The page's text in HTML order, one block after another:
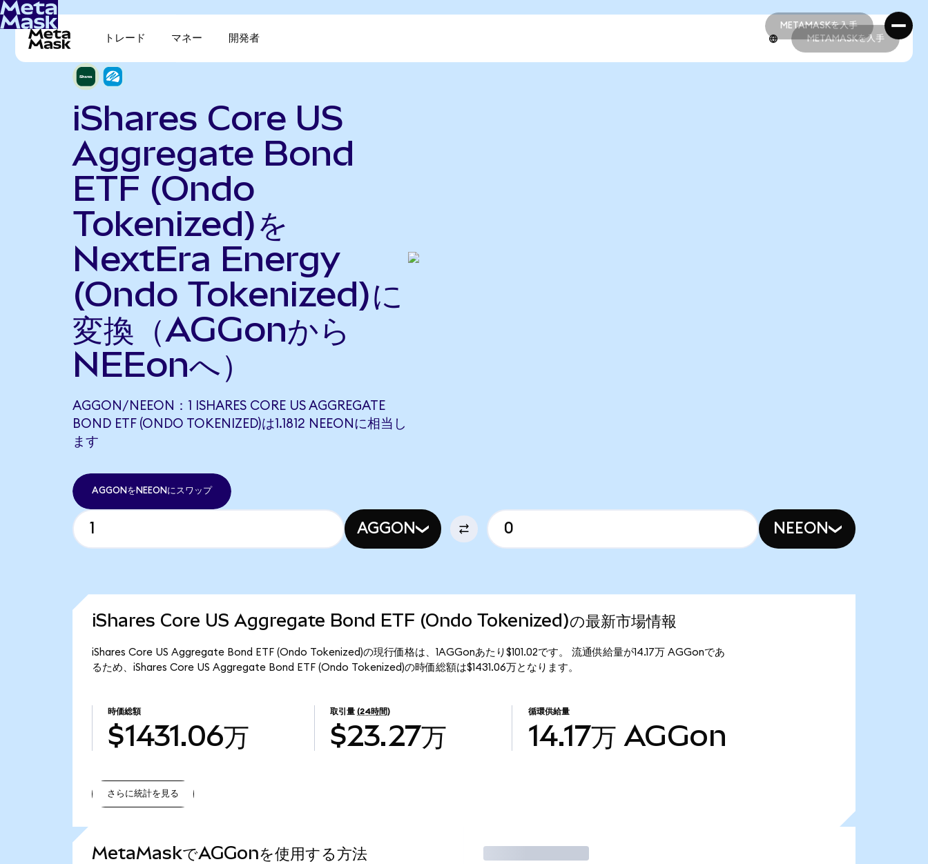
METAMASKを入手
METAMASKを入手
トレード マネー 開発者 METAMASKを入手
iShares Core US
Aggregate Bond
ETF (Ondo
Tokenized)を
NextEra Energy
(Ondo Tokenized)に
変換（AGGonから
NEEonへ）
AGGON/NEEON：1 ISHARES CORE US AGGREGATE
BOND ETF (ONDO TOKENIZED)は1.1812 NEEONに相当し
ます
AGGONをNEEONにスワップ
AGGON NEEON
iShares Core US Aggregate Bond ETF (Ondo Tokenized)の最新市場情報
iShares Core US Aggregate Bond ETF (Ondo Tokenized)の現行価格は、1AGGonあたり$101.02です。 流通供給量が14.17万 AGGonであ
るため、iShares Core US Aggregate Bond ETF (Ondo Tokenized)の時価総額は$1431.06万となります。
時価総額
$1431.06万
取引量 (24時間)
$23.27万
循環供給量
14.17万 AGGon
さらに統計を見る
MetaMaskでAGGonを使用する方法 取引